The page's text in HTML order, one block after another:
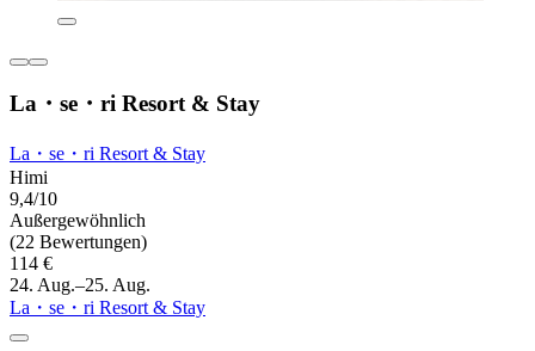
La・se・ri Resort & Stay
La・se・ri Resort & Stay
Himi
9,4/10
Außergewöhnlich
(22 Bewertungen)
114 €
24. Aug.–25. Aug.
La・se・ri Resort & Stay